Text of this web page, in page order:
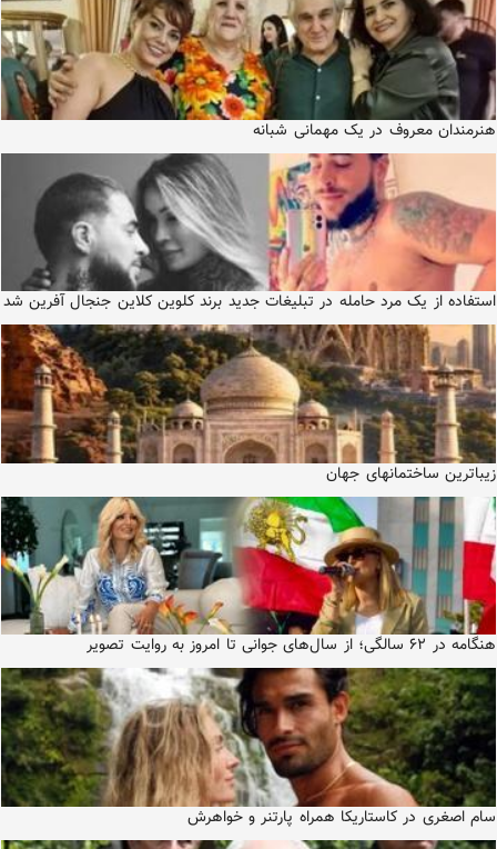
هنرمندان معروف در یک مهمانی شبانه
استفاده از یک مرد حامله در تبلیغات جدید برند کلوین کلاین جنجال آفرین شد
زیباترین ساختمانهای جهان
هنگامه در ۶۲ سالگی؛ از سال‌های جوانی تا امروز به روایت تصویر
سام اصغری در کاستاریکا همراه پارتنر و خواهرش